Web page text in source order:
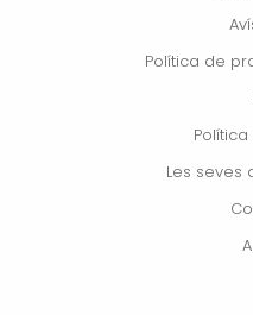
Política de
Les seves